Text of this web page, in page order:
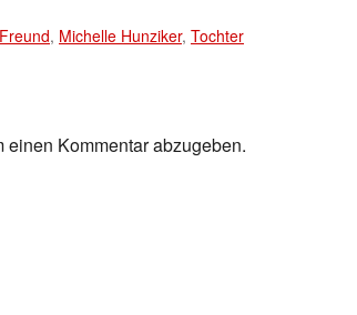
Freund, Michelle Hunziker, Tochter
einen Kommentar abzugeben.